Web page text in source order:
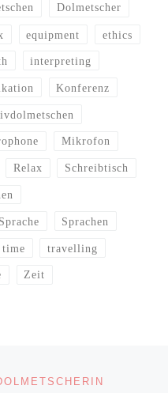
Dolmetscher
equipment ethics
interpreting
Konferenz
Mikrofon
Relax Schreibtisch
Sprache Sprachen
time travelling
Zeit